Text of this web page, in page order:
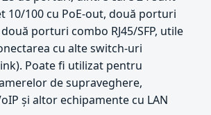
10/100 cu PoE-out, două porturi
porturi combo RJ45/SFP, utile
cu alte switch-uri
Poate fi utilizat pentru
de supraveghere,
și altor echipamente cu LAN